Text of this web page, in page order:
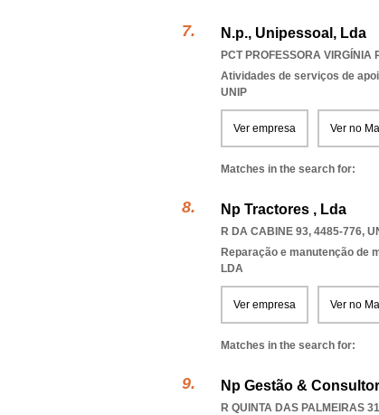
N.p., Unipessoal, Lda
PCT PROFESSORA
Atividades de serviços de
UNIP
Ver empresa Ver no
Matches in the search for:
Np Tractores , Lda
R DA CABINE 93, 4485-776,
Reparação e manutenção de
LDA
Ver empresa Ver no
Matches in the search for:
Np Gestão &
R QUINTA DAS PALMEIRAS